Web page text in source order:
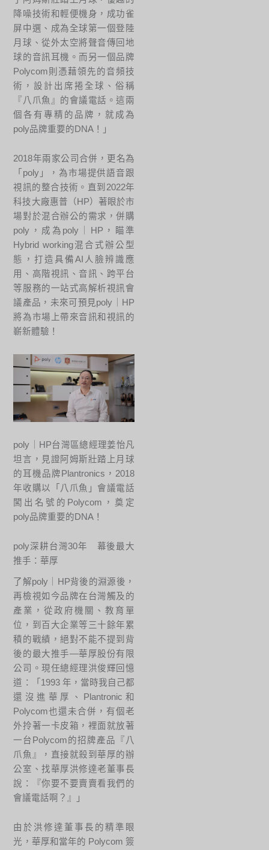
降噪技術和輕便機身，成功雀
屏中選、成為全球第一個登陸
月球、從外太空將聲音傳回地
球的音訊耳機。而另一個品牌
Polycom則憑藉領先的音頻技
術，設計出席捲全球、俗稱
『八爪魚』的會議電話。這兩
個各有專精的品牌，就成為
poly品牌重要的DNA！」
2018年兩家公司合併，更名為
「poly」，為市場提供語音跟
視訊的整合技術。直到2022年
科技大廠惠普（HP）著眼於市
場對於混合辦公的需求，併購
poly，成為poly｜HP，瞄準
Hybrid working混合式辦公型
態，打造具備AI人臉辨識應
用、高階視訊、音訊、跨平台
等服務的一站式高解析視訊會
議產品，未來可預見poly｜HP
將為市場上帶來音訊和視訊的
嶄新體驗！
poly｜HP台灣區總經理姜怡凡
坦言，見證阿姆斯壯踏上月球
的耳機品牌Plantronics，2018
年收購以「八爪魚」會議電話
闖出名號的Polycom，奠定
poly品牌重要的DNA！
poly深耕台灣30年 幕後最大
推手：華厚
了解poly｜HP背後的淵源後，
再檢視如今品牌在台灣觸及的
產業，從政府機關、教育單
位，到百大企業等三十餘年累
積的戰績，絕對不能不提到背
後的最大推手—華厚股份有限
公司。現任總經理洪俊輝回憶
道：「1993 年，當時我自己都
還沒進華厚、Plantronic和
Polycom也還未合併，有個老
外拎著一卡皮箱，裡面就放著
一台Polycom的招牌產品『八
爪魚』，直接就殺到華厚的辦
公室、找華厚洪修達老董事長
說：『你要不要賣賣看我們的
會議電話啊？』」
由於洪修達董事長的精準眼
光，華厚和當年的 Polycom 簽